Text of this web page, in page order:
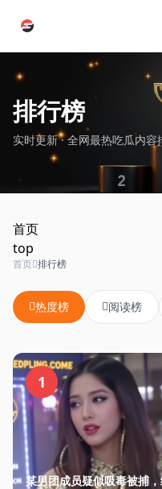
排行榜
实时更新 · 全网最热吃瓜内容
首页
top
首页 排行榜
热度榜 阅读榜
1
某男团成员疑似吸毒被捕